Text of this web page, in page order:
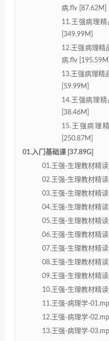
病.flv [87.62M]
11.王强病理
[349.99M]
12.王强病理精
病.flv [195.59M]
13.王强病理精
[59.99M]
14.王强病理
[38.46M]
15.王强病理
[250.87M]
01.入门基础课 [37.89G]
01.王强-生理教材精
02.王强-生理教材精
03.王强-生理教材精
04.王强-生理教材精
05.王强-生理教材精
06.王强-生理教材精
07.王强-生理教材精
08.王强-生理教材精
09.王强-生理教材精
10.王强-生理教材精
11.王强-病理学-
12.王强-病理学-
13.王强-病理学-